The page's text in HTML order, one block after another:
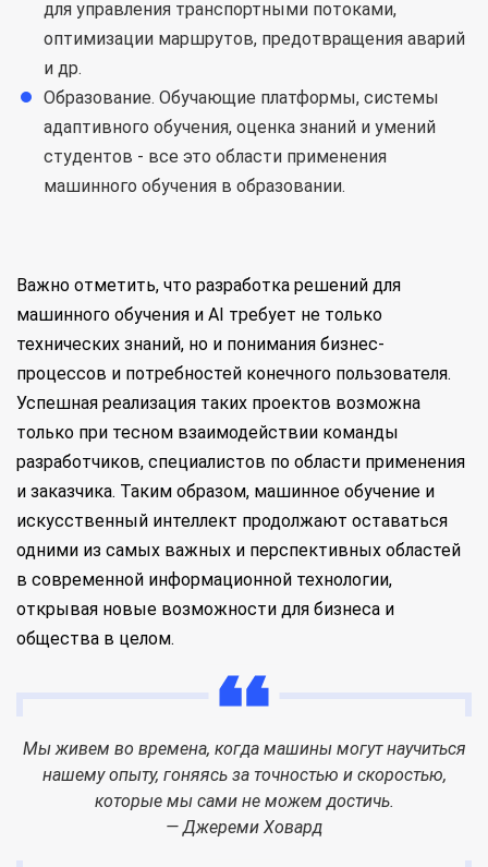
для управления транспортными потоками,
оптимизации маршрутов, предотвращения аварий
и др.
Образование. Обучающие платформы, системы
адаптивного обучения, оценка знаний и умений
студентов - все это области применения
машинного обучения в образовании.
Важно отметить, что разработка решений для
машинного обучения и AI требует не только
технических знаний, но и понимания бизнес-
процессов и потребностей конечного пользователя.
Успешная реализация таких проектов возможна
только при тесном взаимодействии команды
разработчиков, специалистов по области применения
и заказчика. Таким образом, машинное обучение и
искусственный интеллект продолжают оставаться
одними из самых важных и перспективных областей
в современной информационной технологии,
открывая новые возможности для бизнеса и
общества в целом.
Мы живем во времена, когда машины могут научиться
нашему опыту, гоняясь за точностью и скоростью,
которые мы сами не можем достичь.
— Джереми Ховард